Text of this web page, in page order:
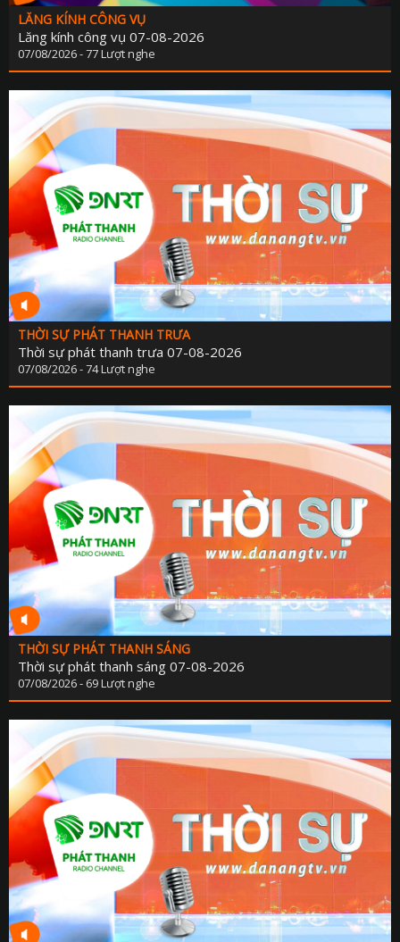
LĂNG KÍNH CÔNG VỤ
Lăng kính công vụ 07-08-2026
07/08/2026 - 77 Lượt nghe
THỜI SỰ PHÁT THANH TRƯA
Thời sự phát thanh trưa 07-08-2026
07/08/2026 - 74 Lượt nghe
THỜI SỰ PHÁT THANH SÁNG
Thời sự phát thanh sáng 07-08-2026
07/08/2026 - 69 Lượt nghe